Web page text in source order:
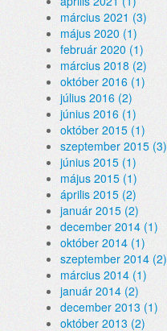
március 2021 (3)
május 2020 (1)
február 2020 (1)
március 2018 (2)
október 2016 (1)
július 2016 (2)
június 2016 (1)
október 2015 (1)
szeptember 2015 (3)
június 2015 (1)
május 2015 (1)
április 2015 (2)
január 2015 (2)
december 2014 (1)
október 2014 (1)
szeptember 2014 (2)
március 2014 (1)
január 2014 (2)
december 2013 (1)
október 2013 (2)